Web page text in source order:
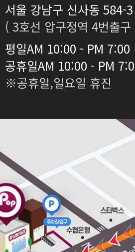
서울 강남구 신사동 584-
( 3호선 압구정역 4번출
평일AM 10:00 - PM 7:00
공휴일AM 10:00 - PM
※공휴일,일요일 휴진